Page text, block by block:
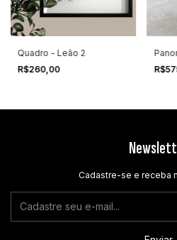
Quadro - Leão 2
R$260,00
Cadastre-se e receba